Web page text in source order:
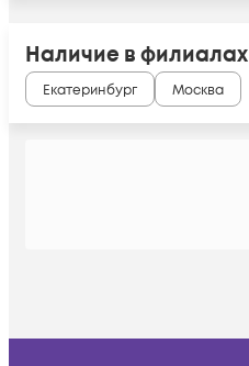
Наличие в филиалах
Екатеринбург Москва